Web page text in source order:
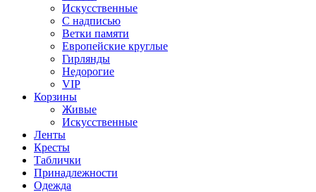
Искусственные
С надписью
Ветки памяти
Европейские круглые
Гирлянды
Недорогие
VIP
Корзины
Живые
Искусственные
Ленты
Кресты
Таблички
Принадлежности
Одежда